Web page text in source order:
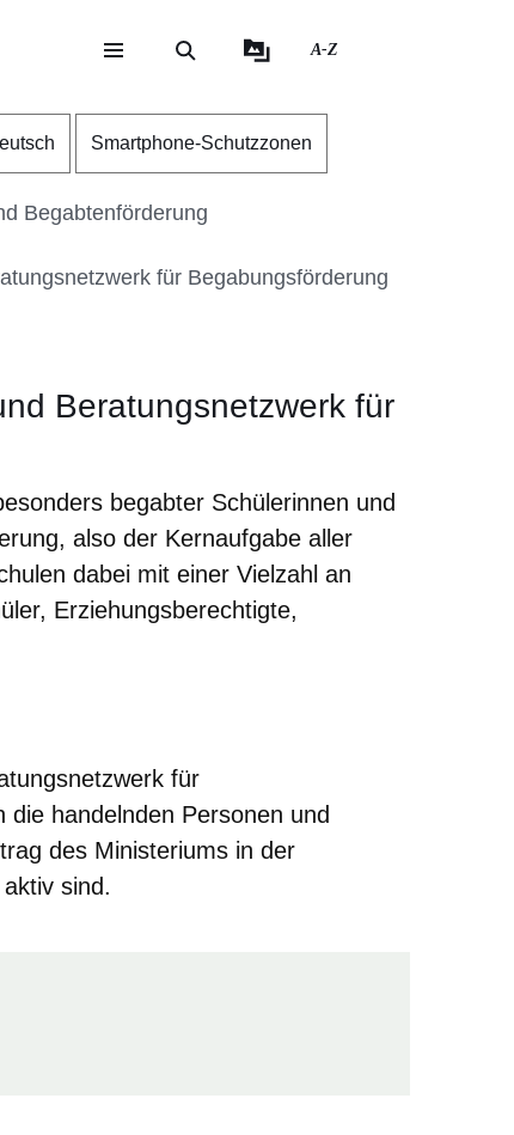
A-Z
Smartphone-Schutzzonen
Begabtenförderung
für Begabungsförderung
Beratungsnetzwerk für
begabter Schülerinnen und
also der Kernaufgabe aller
dabei mit einer Vielzahl an
Erziehungsberechtigte,
für
die handelnden Personen und
des Ministeriums in der
sind.